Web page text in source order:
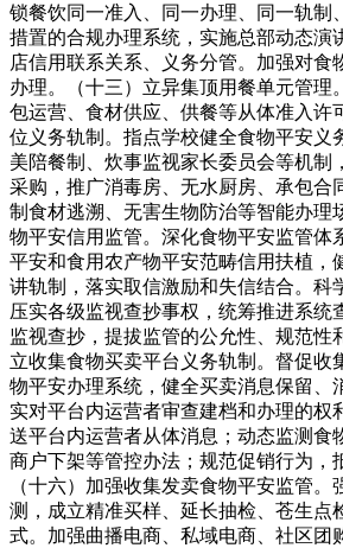
锁餐饮同一准入、同一办理、同一轨制
措置的合规办理系统，实施总部动态演
店信用联系关系、义务分管。加强对食
办理。（十三）立异集顶用餐单元管理
包运营、食材供应、供餐等从体准入许
位义务轨制。指点学校健全食物平安义
美陪餐制、炊事监视家长委员会等机制
采购，推广消毒房、无水厨房、承包合
制食材逃溯、无害生物防治等智能办理
物平安信用监管。深化食物平安监管体
平安和食用农产物平安范畴信用扶植，
讲轨制，落实取信激励和失信结合。科
压实各级监视查抄事权，统筹推进系统
监视查抄，提拔监管的公允性、规范性
立收集食物买卖平台义务轨制。督促收
物平安办理系统，健全买卖消息保留、
实对平台内运营者审查建档和办理的权
送平台内运营者从体消息；动态监测食
商户下架等管控办法；规范促销行为，
（十六）加强收集发卖食物平安监管。
测，成立精准买样、延长抽检、苍生点
式。加强曲播电商、私域电商、社区团